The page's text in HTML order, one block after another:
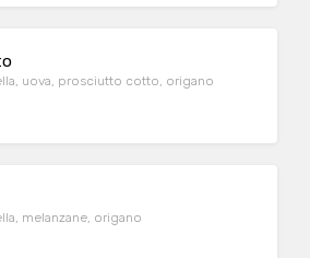
uova, prosciutto cotto, origano
melanzane, origano